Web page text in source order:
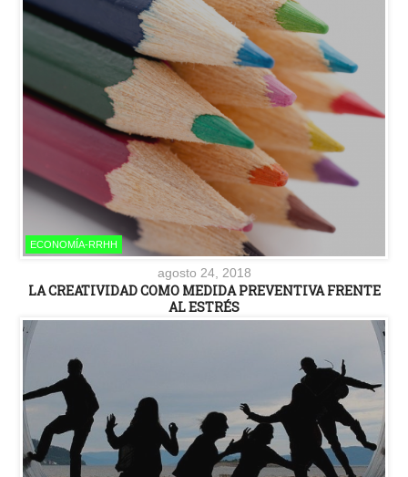
ECONOMÍA-RRHH
agosto 24, 2018
LA CREATIVIDAD COMO MEDIDA PREVENTIVA FRENTE
AL ESTRÉS